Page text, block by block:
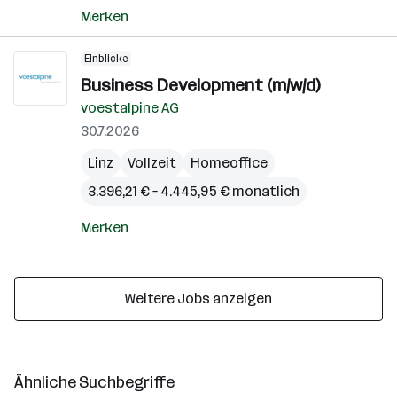
Merken
Einblicke
Business Development (m/w/d)
voestalpine AG
30.7.2026
Linz
Vollzeit
Homeoffice
3.396,21 € – 4.445,95 € monatlich
Merken
Weitere Jobs anzeigen
Ähnliche Suchbegriffe